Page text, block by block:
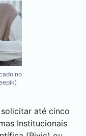
no
solicitar até cinco
Institucionais